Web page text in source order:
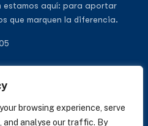
browsing experience, serve
and analyse our traffic. By
estamos aquí: para aportar
que marquen la diferencia.